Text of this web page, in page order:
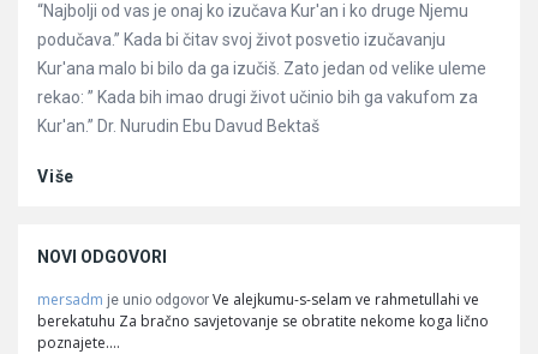
“Najbolji od vas je onaj ko izučava Kur'an i ko druge Njemu
podučava.” Kada bi čitav svoj život posvetio izučavanju
Kur'ana malo bi bilo da ga izučiš. Zato jedan od velike uleme
rekao: ” Kada bih imao drugi život učinio bih ga vakufom za
Kur'an.” Dr. Nurudin Ebu Davud Bektaš
Više
NOVI ODGOVORI
mersadm je unio odgovor Ve alejkumu-s-selam ve rahmetullahi ve
berekatuhu Za bračno savjetovanje se obratite nekome koga lično
poznajete.…